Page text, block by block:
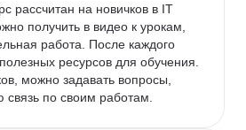
рассчитан на новичков в IT
получить в видео к урокам,
работа. После каждого
ресурсов для обучения.
можно задавать вопросы,
связь по своим работам.